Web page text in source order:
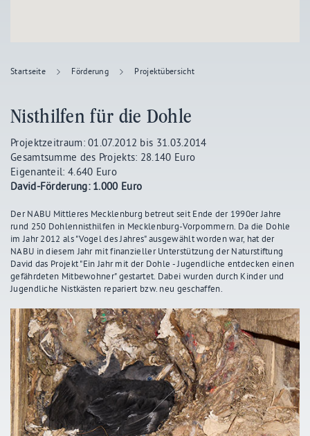
Startseite Förderung Projektübersicht
Nisthilfen für die Dohle
Projektzeitraum: 01.07.2012 bis 31.03.2014
Gesamtsumme des Projekts: 28.140 Euro
Eigenanteil: 4.640 Euro
David-Förderung: 1.000 Euro
Der NABU Mittleres Mecklenburg betreut seit Ende der 1990er Jahre
rund 250 Dohlennisthilfen in Mecklenburg-Vorpommern. Da die Dohle
im Jahr 2012 als "Vogel des Jahres" ausgewählt worden war, hat der
NABU in diesem Jahr mit finanzieller Unterstützung der Naturstiftung
David das Projekt "Ein Jahr mit der Dohle - Jugendliche entdecken einen
gefährdeten Mitbewohner" gestartet. Dabei wurden durch Kinder und
Jugendliche Nistkästen repariert bzw. neu geschaffen.